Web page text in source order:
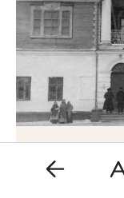
Парки, ЖК у
Алафузова